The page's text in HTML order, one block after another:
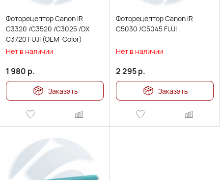
Фоторецептор Canon iR
C3320 /C3520 /C3025 /DX
C3720 FUJI (OEM-Color)
Нет в наличии
1 980 р.
Заказать
Фоторецептор Canon iR
C5030 /C5045 FUJI
Нет в наличии
2 295р.
Заказать